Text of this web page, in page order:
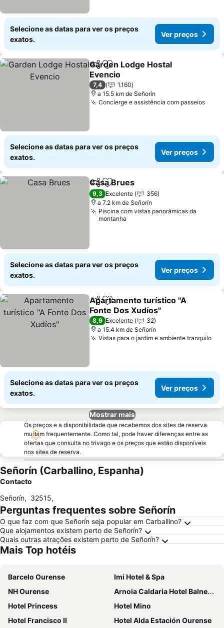
Selecione as datas para ver os preços
exatos.
Ver preços
PartilharAdicionar aos favoritos
Garden Lodge Hostal
Evencio
7,4
1.160
a 15.5 km de Señorín
Concierge e assistência com passeios
Selecione as datas para ver os preços
exatos.
Ver preços
PartilharAdicionar aos favoritos
Casa Brues
9,3 Excelente
356
a 7.2 km de Señorín
Piscina com vistas panorâmicas da
montanha
Selecione as datas para ver os preços
exatos.
Ver preços
PartilharAdicionar aos favoritos
Apartamento turístico "A
Fonte Dos Xudíos"
8,9 Excelente
32
a 15.4 km de Señorín
Vistas para o jardim e ambiente tranquilo
Selecione as datas para ver os preços
exatos.
Ver preços
Mostrar mais
Os preços e a disponibilidade que recebemos dos sites de reserva
mudam frequentemente. Como tal, pode haver diferenças entre as
ofertas que consulta no trivago e os preços que estão disponíveis
nos sites de reserva.
Señorín (Carballino, Espanha)
Contacto
Señorín, 32515,
Perguntas frequentes sobre Señorín
O que faz com que Señorín seja popular em Carballino?
Que alojamentos existem perto de Señorín?
Quais outras atrações existem perto de Señorín?
Mais Top hotéis
Barcelo Ourense
Imi Hotel & Spa
NH Ourense
Arnoia Caldaria Hotel Balneario
Hotel Princess
Hotel Mino
Hotel Francisco II
Hotel Alda Estación Ourense